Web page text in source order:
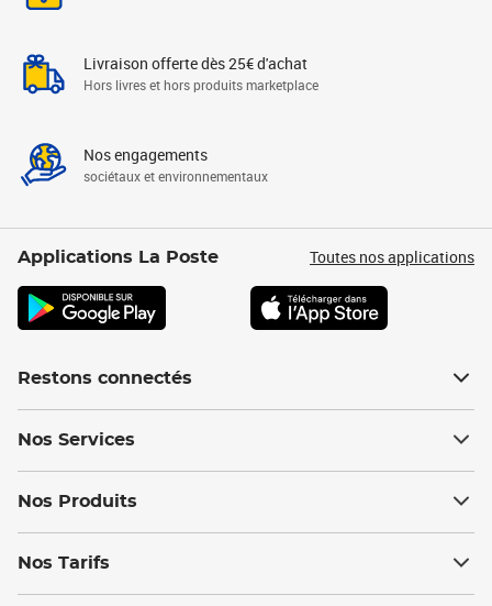
Livraison offerte dès 25€ d'achat
Hors livres et hors produits marketplace
Nos engagements
sociétaux et environnementaux
Applications La Poste Toutes nos applications
Restons connectés
Nos Services
Nos Produits
Nos Tarifs